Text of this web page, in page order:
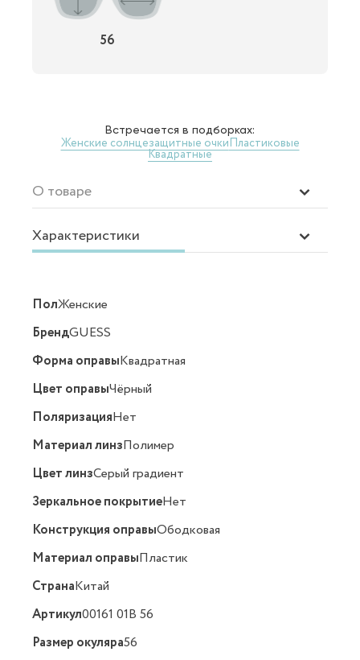
56
Встречается в подборках:
Женские солнцезащитные очкиПластиковые
Квадратные
О товаре
Характеристики
ПолЖенские
БрендGUESS
Форма оправыКвадратная
Цвет оправыЧёрный
ПоляризацияНет
Материал линзПолимер
Цвет линзСерый градиент
Зеркальное покрытиеНет
Конструкция оправыОбодковая
Материал оправыПластик
СтранаКитай
Артикул00161 01B 56
Размер окуляра56